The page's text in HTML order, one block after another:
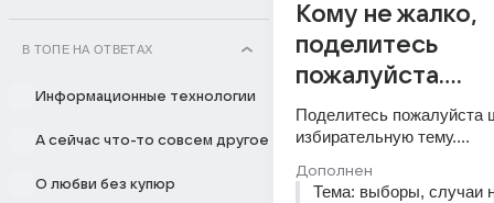
В ТОПЕ НА ОТВЕТАХ
Информационные технологии
А сейчас что-то совсем другое
О любви без купюр
Кому не жалко,
поделитесь
пожалуйста....
Поделитесь пожалуйста
избирательную тему....
Дополнен
Тема: выборы, случаи